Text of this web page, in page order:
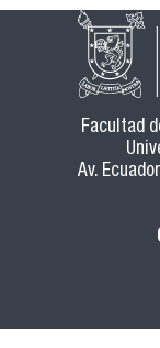
Facultad
Av.